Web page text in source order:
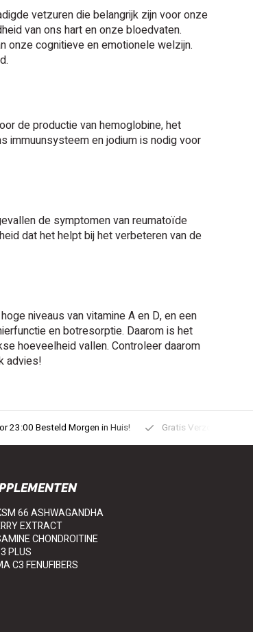
vetzuren die belangrijk zijn voor onze
van ons hart en onze bloedvaten.
onze cognitieve en emotionele welzijn.
de productie van hemoglobine, het
immuunsysteem en jodium is nodig voor
de symptomen van reumatoïde
dat het helpt bij het verbeteren van de
niveaus van vitamine A en D, en een
en botresorptie. Daarom is het
hoeveelheid vallen. Controleer daarom
advies!
23:00 Besteld Morgen in Huis! Gratis Verzonden
66 ASHWAGANDHA
EXTRACT
CHONDROITINE
PLUS
C3 FENUFIBERS